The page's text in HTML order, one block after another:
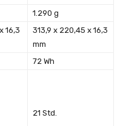
1.290 g
16,3
313,9 x 220,45 x 16,3
mm
72 Wh
21 Std.